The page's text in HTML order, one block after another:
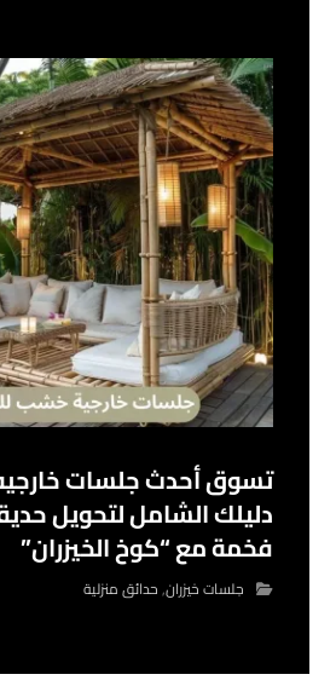
تسوق أحدث جلسات
دليلك الشامل لتحويل
فخمة مع “كوخ الخيزران”
جلسات خيزران,حدائق منزلية